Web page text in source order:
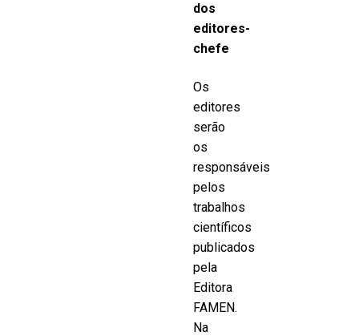
dos
editores-
chefe
Os
editores
serão
os
responsáveis
pelos
trabalhos
científicos
publicados
pela
Editora
FAMEN.
Na